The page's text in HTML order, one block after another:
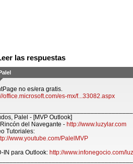
las respuestas
no es/era gratis.
office.microsoft.com/es-mx/f...33082.aspx
Palel - [MVP Outlook]
del Navegante - http://www.luzylar.com
Tutoriales:
www.youtube.com/PalelMVP
IN para Outlook: http://www.infonegocio.com/